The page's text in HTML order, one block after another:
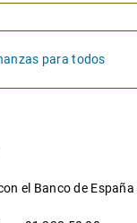
para todos
el Banco de España